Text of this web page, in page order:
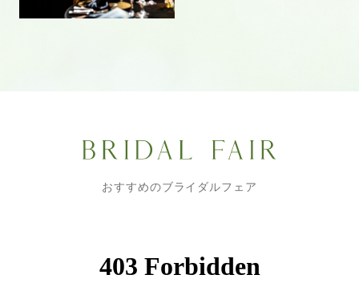
おすすめのブライダルフェア